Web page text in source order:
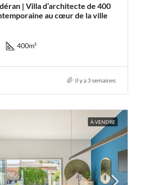
| Villa d’architecte de 400
au cœur de la ville
400m²
Il y a 3 semaines
À VENDRE